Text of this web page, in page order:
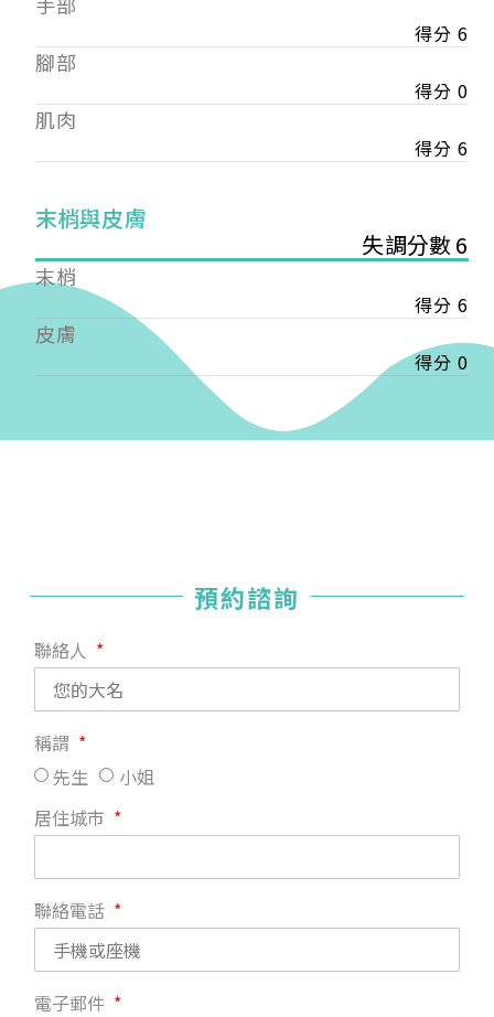
得分 6
腳部
得分 0
肌肉
得分 6
末梢與皮膚
失調分數 6
末梢
得分 6
皮膚
得分 0
預約諮詢
聯絡人
稱謂
先生
小姐
居住城市
聯絡電話
電子郵件
會審核通過後即通知您進行繳費，繳費資訊如下
【會費】
個人會員:
入會費新臺幣1200元，於會員入會時繳納；常年會
費1200元，於每年度繳納。
費3000元，於每年度繳納。
戶名: 社團法人台灣自律神經健康培訓暨發展協會
帳號: 003-03-501566-2
銀行: (013) 國泰世華 南京東路分行